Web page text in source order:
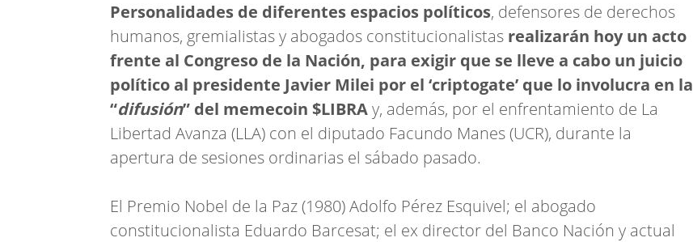
Personalidades de diferentes espacios políticos, defensores de derechos
humanos, gremialistas y abogados constitucionalistas realizarán hoy un acto
frente al Congreso de la Nación, para exigir que se lleve a cabo un juicio
político al presidente Javier Milei por el ‘criptogate’ que lo involucra en la
“difusión” del memecoin $LIBRAy, además, por el enfrentamiento de La
Libertad Avanza (LLA) con el diputado Facundo Manes (UCR), durante la
apertura de sesiones ordinarias el sábado pasado.
El Premio Nobel de la Paz (1980) Adolfo Pérez Esquivel; el abogado
constitucionalista Eduardo Barcesat; el ex director del Banco Nación y actual